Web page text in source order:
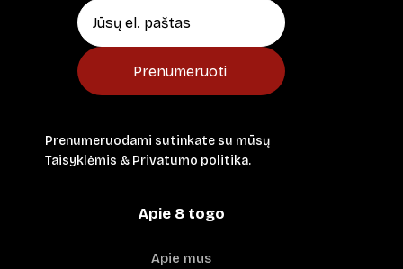
Prenumeruoti
Prenumeruodami sutinkate su mūsų
Taisyklėmis & Privatumo politika.
Apie 8 togo
Apie mus